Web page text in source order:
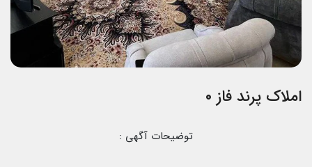
املاک پرند فاز ۰
توضیحات آگهی :